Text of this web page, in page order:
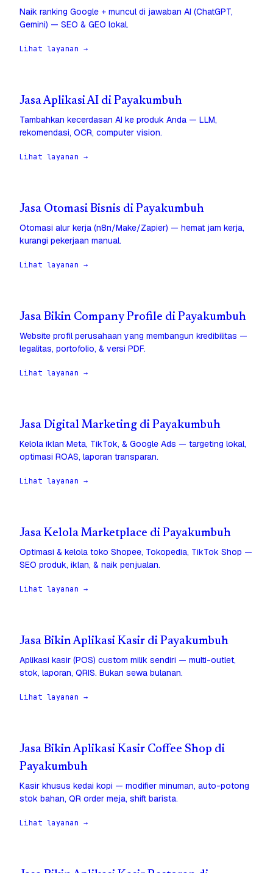
Naik ranking Google + muncul di jawaban AI (ChatGPT,
Gemini) — SEO & GEO lokal.
Lihat layanan →
Jasa Aplikasi AI di Payakumbuh
Tambahkan kecerdasan AI ke produk Anda — LLM,
rekomendasi, OCR, computer vision.
Lihat layanan →
Jasa Otomasi Bisnis di Payakumbuh
Otomasi alur kerja (n8n/Make/Zapier) — hemat jam kerja,
kurangi pekerjaan manual.
Lihat layanan →
Jasa Bikin Company Profile di Payakumbuh
Website profil perusahaan yang membangun kredibilitas —
legalitas, portofolio, & versi PDF.
Lihat layanan →
Jasa Digital Marketing di Payakumbuh
Kelola iklan Meta, TikTok, & Google Ads — targeting lokal,
optimasi ROAS, laporan transparan.
Lihat layanan →
Jasa Kelola Marketplace di Payakumbuh
Optimasi & kelola toko Shopee, Tokopedia, TikTok Shop —
SEO produk, iklan, & naik penjualan.
Lihat layanan →
Jasa Bikin Aplikasi Kasir di Payakumbuh
Aplikasi kasir (POS) custom milik sendiri — multi-outlet,
stok, laporan, QRIS. Bukan sewa bulanan.
Lihat layanan →
Jasa Bikin Aplikasi Kasir Coffee Shop di
Payakumbuh
Kasir khusus kedai kopi — modifier minuman, auto-potong
stok bahan, QR order meja, shift barista.
Lihat layanan →